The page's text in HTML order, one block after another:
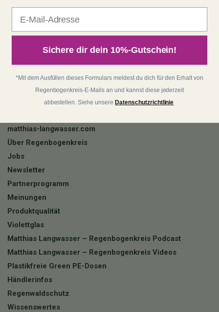
Widerrufsrecht
Datenschutz
Batterieentsorgung
Regenbogenkreis
matthias-langwasser.com
Über Regenbogenkreis
Jobs
Newsletter
Partnerprogramm
Meinungen
Produktqualität
Violettglas
Matthias Langwasser – Regenbogenkreis Podcast
Matthias Langwasser – Regenbogenkreis Videos
Plastikfreie Green PE-Dosen
Händlerinfos
Regenwaldschutz
Wissenswertes
Sichere dir dein 10%-Gutschein!
*Mit dem Ausfüllen dieses Formulars meldest du dich für den Erhalt von
Regenbogenkreis-E-Mails an und kannst diese jederzeit
abbestellen. Siehe unsere Datenschutzrichtlinie